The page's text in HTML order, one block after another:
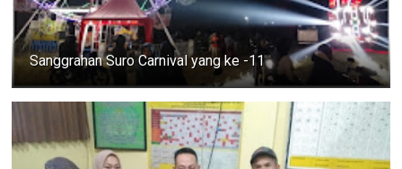
Sanggrahan Suro Carnival yang ke -11